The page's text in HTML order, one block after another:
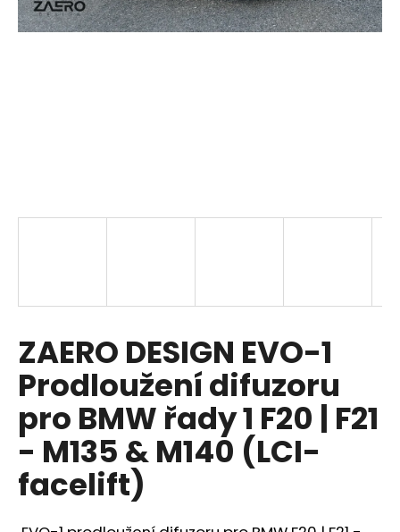
ZAERO DESIGN EVO-1
Prodloužení difuzoru
pro BMW řady 1 F20 | F21
- M135 & M140 (LCI-
facelift)
a
o
o
r
u
č
u
j
e
m
e